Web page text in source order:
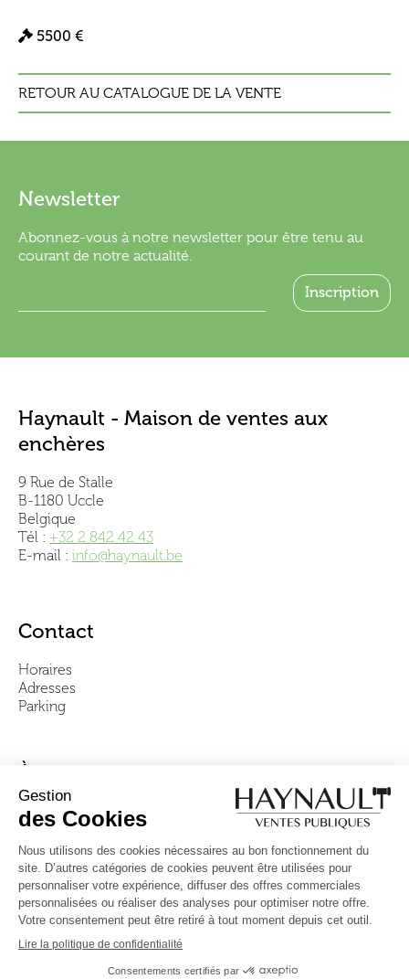
5500 €
RETOUR AU CATALOGUE DE LA VENTE
Newsletter
Abonnez-vous à notre newsletter pour être tenu au
courant de notre actualité.
Haynault - Maison de ventes aux
enchères
9 Rue de Stalle
B-1180 Uccle
Belgique
Tél : +32 2 842 42 43
E-mail : info@haynault.be
Contact
Horaires
Adresses
Parking
À propos
Notre équipe
Vidéos
Questions fréquentes
Conditions générales
Suivez-nous